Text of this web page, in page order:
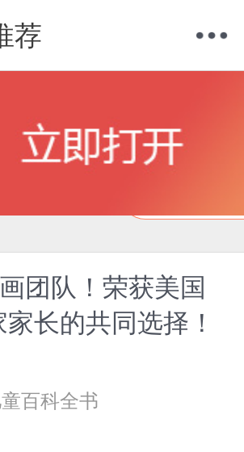
荐
我的当当
团队！荣获美国
长的共同选择！
百科全书